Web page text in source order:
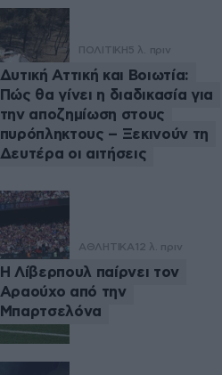
ΠΟΛΙΤΙΚΗ5 λ. πριν
Δυτική Αττική και Βοιωτία:
Πώς θα γίνει η διαδικασία για
την αποζημίωση στους
πυρόπληκτους – Ξεκινούν τη
Δευτέρα οι αιτήσεις
ΑΘΛΗΤΙΚΑ 12 λ. πριν
Η Λίβερπουλ παίρνει τον
Αραούχο από την
Μπαρτσελόνα